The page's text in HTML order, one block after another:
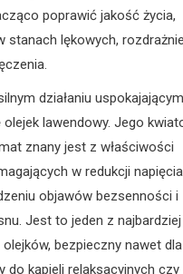
poprawić jakość życia,
stanach lękowych,
działaniu
lawendowy. Jego
znany jest z właściwości
w redukcji napięcia
objawów bezsenności i
Jest to jeden z najbardziej
bezpieczny nawet
kąpieli relaksacyjnych czy